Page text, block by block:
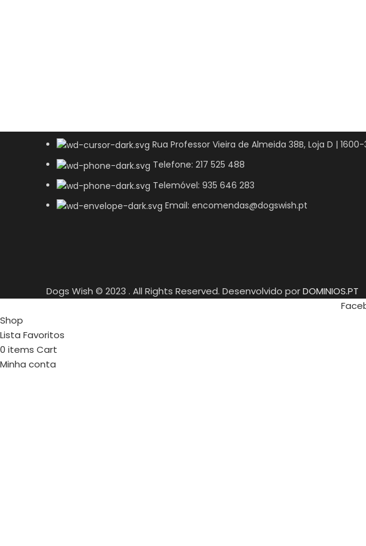
Rua Professor Vieira de Almeida 38B, Loja D |
Telefone: 217 525 488
Telemóvel: 935 646 283
Email: encomendas@dogswish.pt
Dogs Wish © 2023 . All Rights Reserved. Desenvolvido porDOMINIOS.PT
Shop
Lista Favoritos
0 items Cart
Minha conta